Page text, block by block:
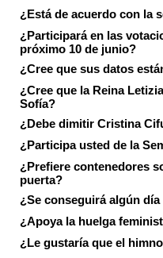
¿Está de acuerdo con la
¿Participará en las
próximo 10 de junio?
¿Cree que sus datos
¿Cree que la Reina
Sofía?
¿Debe dimitir Cristina
¿Participa usted de la
¿Prefiere contenedores
puerta?
¿Se conseguirá algún
¿Apoya la huelga
¿Le gustaría que el